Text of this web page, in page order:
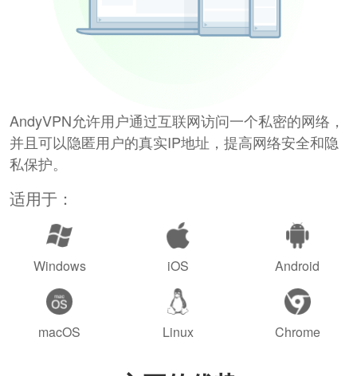
AndyVPN允许用户通过互联网访问一个私密的网络，
并且可以隐匿用户的真实IP地址，提高网络安全和隐
私保护。
适用于：
Windows iOS Android
macOS Linux Chrome